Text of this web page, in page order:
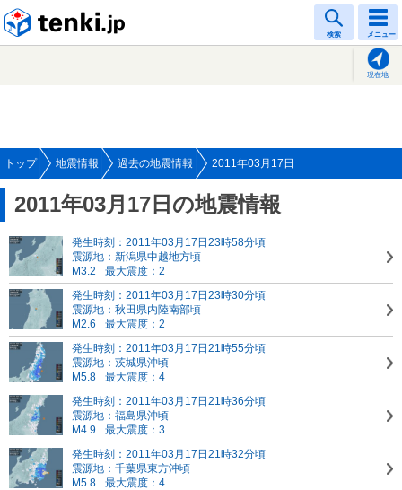
検索 メニュー
現在地
トップ 地震情報 過去の地震情報 2011年03月17日
2011年03月17日の地震情報
発生時刻：2011年03月17日23時58分頃
震源地：新潟県中越地方頃
M3.2
最大震度：2
発生時刻：2011年03月17日23時30分頃
震源地：秋田県内陸南部頃
M2.6
最大震度：2
発生時刻：2011年03月17日21時55分頃
震源地：茨城県沖頃
M5.8
最大震度：4
発生時刻：2011年03月17日21時36分頃
震源地：福島県沖頃
M4.9
最大震度：3
発生時刻：2011年03月17日21時32分頃
震源地：千葉県東方沖頃
M5.8
最大震度：4